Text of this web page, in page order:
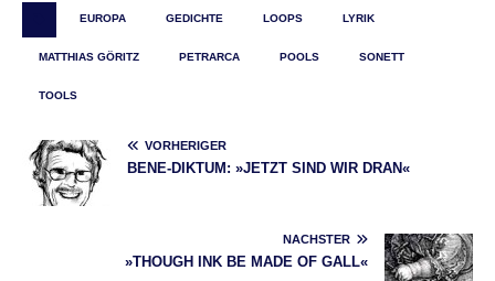
EUROPA GEDICHTE LOOPS LYRIK
MATTHIAS GÖRITZ PETRARCA POOLS SONETT
TOOLS
VORHERIGER
BENE-DIKTUM: »JETZT SIND WIR DRAN«
NÄCHSTER
»THOUGH INK BE MADE OF GALL«